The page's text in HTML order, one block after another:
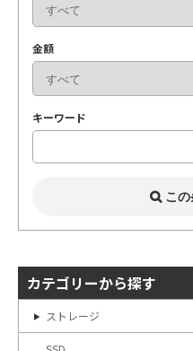
金額
キーワード
カテゴリーから探す
ストレージ